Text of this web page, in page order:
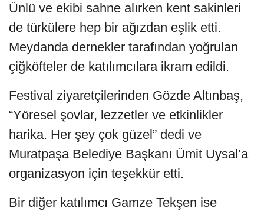
Ünlü ve ekibi sahne alırken kent sakinleri
de türkülere hep bir ağızdan eşlik etti.
Meydanda dernekler tarafından yoğrulan
çiğköfteler de katılımcılara ikram edildi.
Festival ziyaretçilerinden Gözde Altınbaş,
“Yöresel şovlar, lezzetler ve etkinlikler
harika. Her şey çok güzel” dedi ve
Muratpaşa Belediye Başkanı Ümit Uysal’a
organizasyon için teşekkür etti.
Bir diğer katılımcı Gamze Tekşen ise